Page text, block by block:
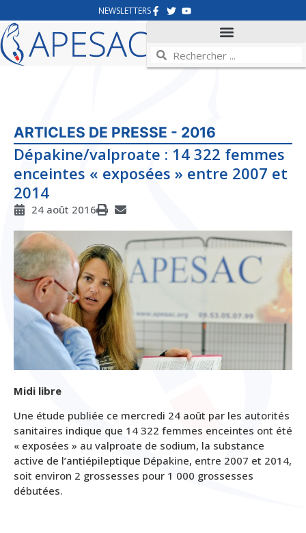
NEWSLETTERS
ARTICLES DE PRESSE - 2016
Dépakine/valproate : 14 322 femmes
enceintes « exposées » entre 2007 et
2014
24 août 2016
Midi libre
Une étude publiée ce mercredi 24 août par les autorités
sanitaires indique que 14 322 femmes enceintes ont été
« exposées » au valproate de sodium, la substance
active de l’antiépileptique Dépakine, entre 2007 et 2014,
soit environ 2 grossesses pour 1 000 grossesses
débutées.